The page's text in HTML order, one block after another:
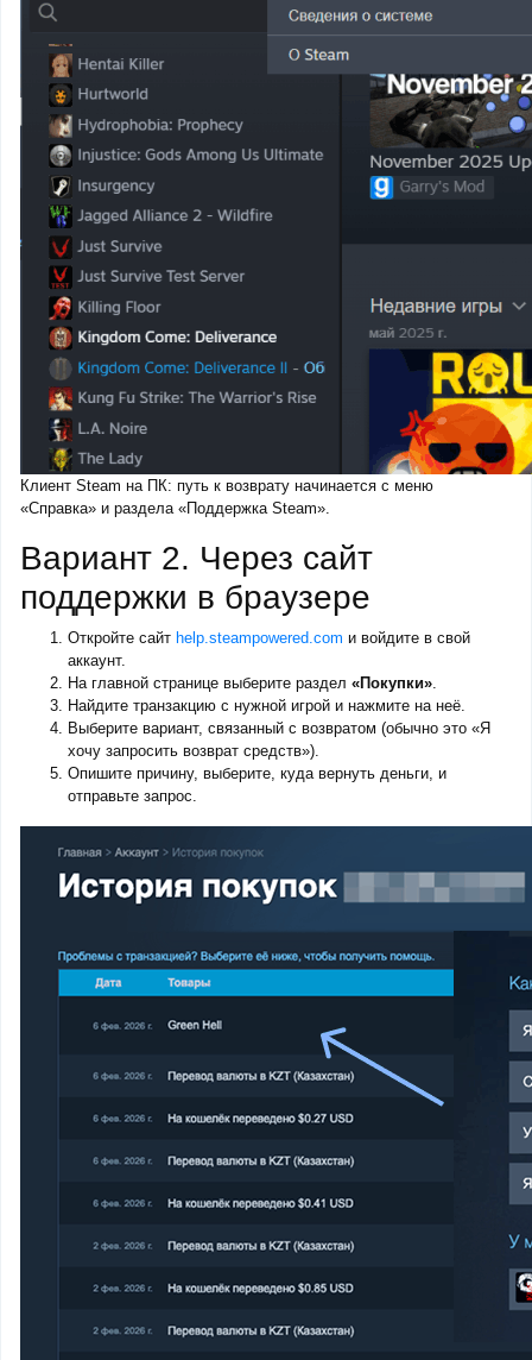
Клиент Steam на ПК: путь к возврату начинается с меню
«Справка» и раздела «Поддержка Steam».
Вариант 2. Через сайт
поддержки в браузере
Откройте сайт help.steampowered.com и войдите в свой
аккаунт.
На главной странице выберите раздел «Покупки».
Найдите транзакцию с нужной игрой и нажмите на неё.
Выберите вариант, связанный с возвратом (обычно это «Я
хочу запросить возврат средств»).
Опишите причину, выберите, куда вернуть деньги, и
отправьте запрос.